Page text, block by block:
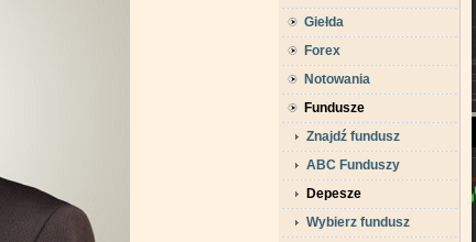
Giełda
Forex
Notowania
Fundusze
Znajdź fundusz
ABC Funduszy
Depesze
Wybierz fundusz